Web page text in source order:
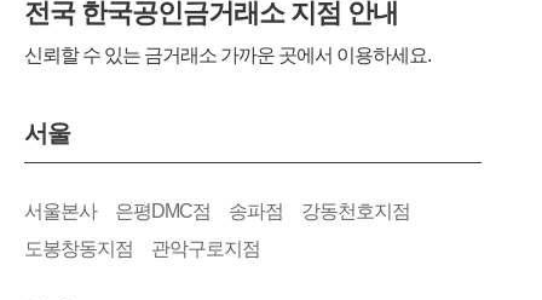
전국 한국공인금거래소 지점 안내
신뢰할 수 있는 금거래소 가까운 곳에서 이용하세요.
서울
서울본사 은평DMC점 송파점
강동천호지점
도봉창동지점
관악구로지점